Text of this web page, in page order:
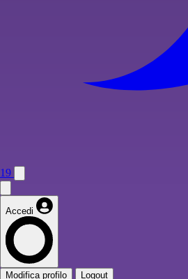
19
Accedi
Modifica profilo Logout